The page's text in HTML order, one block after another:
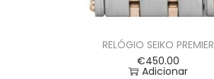
RELÓGIO SEIKO PREMIER
€450.00
Adicionar